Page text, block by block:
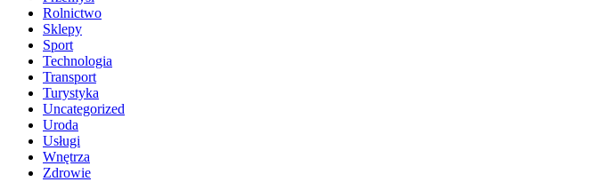
Rolnictwo
Sklepy
Sport
Technologia
Transport
Turystyka
Uncategorized
Uroda
Usługi
Wnętrza
Zdrowie